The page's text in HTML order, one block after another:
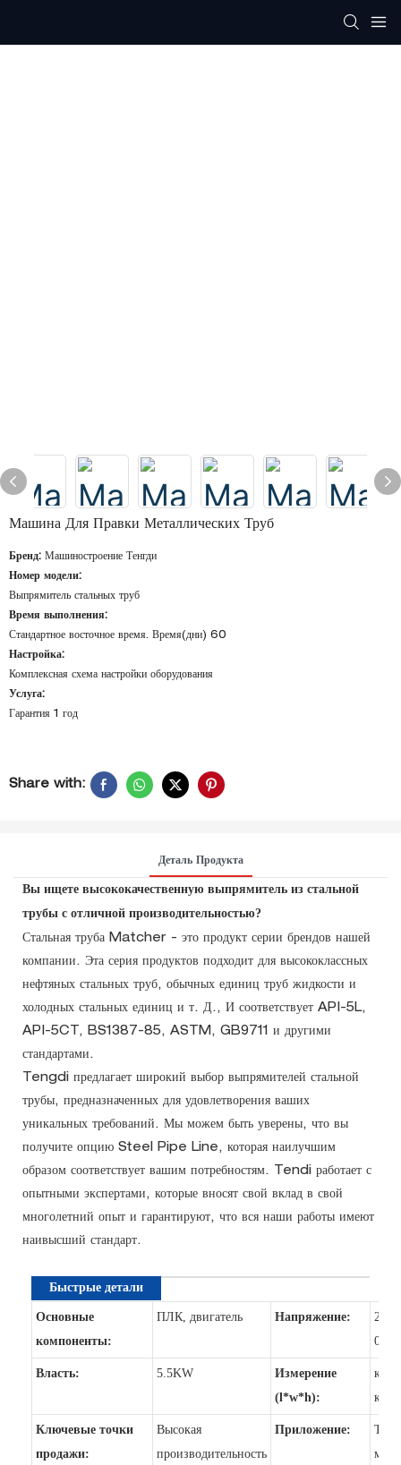
Машина Для Правки Металлических Труб
Бренд: Машиностроение Тенгди
Номер модели:
Выпрямитель стальных труб
Время выполнения:
Стандартное восточное время. Время(дни) 60
Настройка:
Комплексная схема настройки оборудования
Услуга:
Гарантия 1 год
Share with:
Деталь Продукта
Вы ищете высококачественную выпрямитель из стальной
трубы с отличной производительностью?
Стальная труба Matcher - это продукт серии брендов нашей
компании. Эта серия продуктов подходит для высококлассных
нефтяных стальных труб, обычных единиц труб жидкости и
холодных стальных единиц и т. Д., И соответствует API-5L,
API-5CT, BS1387-85, ASTM, GB9711 и другими
стандартами.
Tengdi предлагает широкий выбор выпрямителей стальной
трубы, предназначенных для удовлетворения ваших
уникальных требований. Мы можем быть уверены, что вы
получите опцию Steel Pipe Line, которая наилучшим
образом соответствует вашим потребностям. Tendi работает с
опытными экспертами, которые вносят свой вклад в свой
многолетний опыт и гарантируют, что вся наши работы имеют
наивысший стандарт.
Быстрые детали
Основные
компоненты:
ПЛК, двигатель Напряжение:
0V
Власть: 5.5KW
Измерение
(l*w*h):
как
Ключевые точки
продажи:
Высокая
производительность
Приложение: